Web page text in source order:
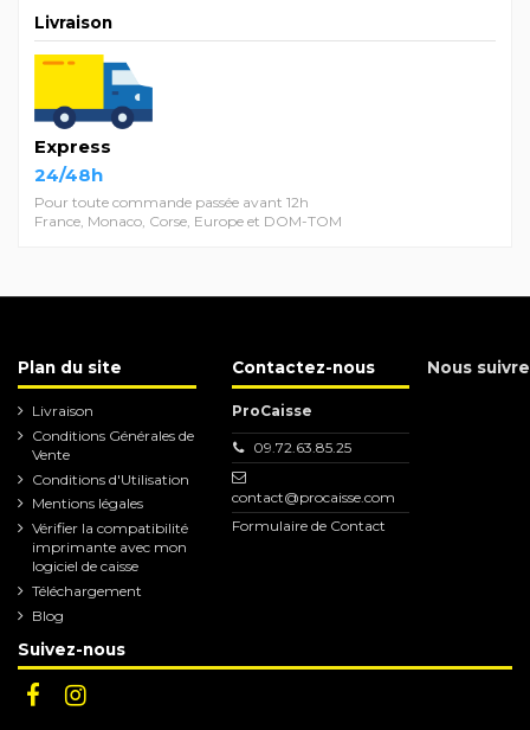
Livraison
Express
24/48h
Pour toute commande passée avant 12h
France, Monaco, Corse, Europe et DOM-TOM
Plan du site
Livraison
Conditions Générales de
Vente
Conditions d'Utilisation
Mentions légales
Vérifier la compatibilité
imprimante avec mon
logiciel de caisse
Téléchargement
Blog
Contactez-nous
ProCaisse
09.72.63.85.25
contact@procaisse.com
Formulaire de Contact
Nous suivre
Suivez-nous